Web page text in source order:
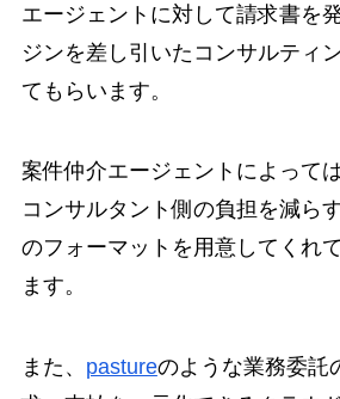
エージェントに対して請求書を
ジンを差し引いたコンサルティ
てもらいます。
案件仲介エージェントによって
コンサルタント側の負担を減ら
のフォーマットを用意してくれ
ます。
また、 pastureのような業務委託